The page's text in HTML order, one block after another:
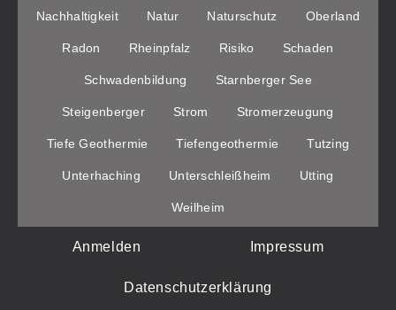
Nachhaltigkeit Natur Naturschutz Oberland
Radon Rheinpfalz Risiko Schaden
Schwadenbildung Starnberger See
Steigenberger Strom Stromerzeugung
Tiefe Geothermie Tiefengeothermie Tutzing
Unterhaching Unterschleißheim Utting
Weilheim
Anmelden Impressum
Datenschutzerklärung